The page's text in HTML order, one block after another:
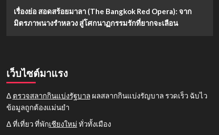
เรื่องย่อ สอดสร้อยมาลา (The Bangkok Red Opera): จาก
มิตรภาพนางรำหลวง สู่โศกนาฏกรรมรักที่ยากจะเลือน
เว็บไซต์มาแรง
Δ ตรวจสลากกินแบ่งรัฐบาล ผลสลากกินแบ่งรัญบาล รวดเร็ว ฉับไว
ข้อมูลถูกต้องแม่นยำ
Δ ที่เที่ยว ที่พักเชียงใหม่ ทั่วทั้งเมือง